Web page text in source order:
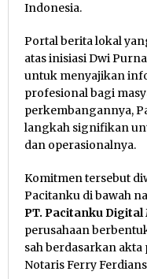
Indonesia.
Portal berita lokal
atas inisiasi Dwi
untuk menyajikan
profesional bagi
perkembangannya,
langkah signifikan
dan operasionalnya.
Komitmen tersebut
Pacitanku di bawah
PT. Pacitanku Digital
perusahaan
sah berdasarkan
Notaris Ferry